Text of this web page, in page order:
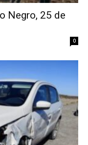
Negro, 25 de
0